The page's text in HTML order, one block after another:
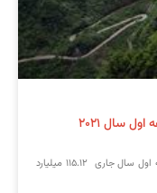
سال ۲۰۲۱
ارزش کل واردات و صادرات استان هونان در سه ماهه اول سال جاری ۱۱۵.۱۲ میلیارد